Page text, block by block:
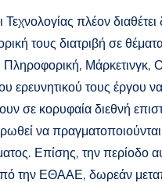
πλέον διαθέτει
τους διατριβή σε
Μάρκετινγκ,
ερευνητικού τους έργου
σε κορυφαία διεθνή
να
Επίσης, την περίοδο
από την ΕΘΑΑΕ, δωρεάν